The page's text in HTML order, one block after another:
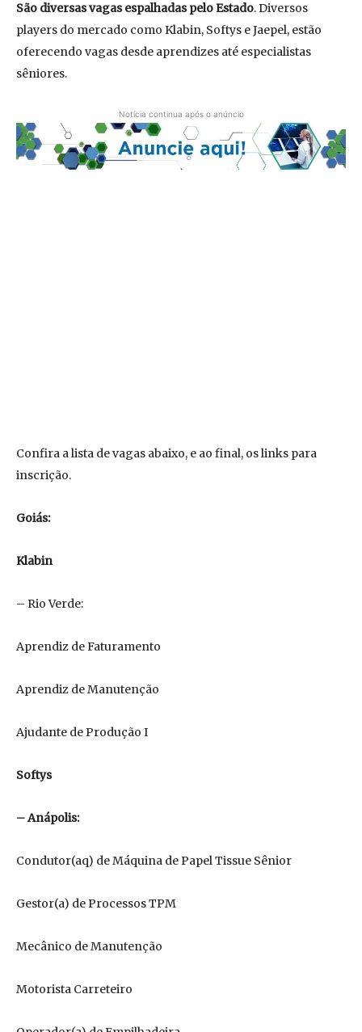
São diversas vagas espalhadas pelo Estado. Diversos
players do mercado como Klabin, Softys e Jaepel, estão
oferecendo vagas desde aprendizes até especialistas
sêniores.
Notícia continua após o anúncio
Confira a lista de vagas abaixo, e ao final, os links para
inscrição.
Goiás:
Klabin
– Rio Verde:
Aprendiz de Faturamento
Aprendiz de Manutenção
Ajudante de Produção I
Softys
– Anápolis:
Condutor(aq) de Máquina de Papel Tissue Sênior
Gestor(a) de Processos TPM
Mecânico de Manutenção
Motorista Carreteiro